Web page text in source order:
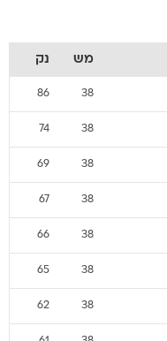
מש נק
38
86
38
74
38
69
38
67
38
66
38
65
38
62